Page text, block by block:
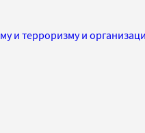
и терроризму и